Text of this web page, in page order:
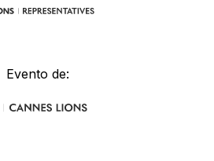
Evento de: